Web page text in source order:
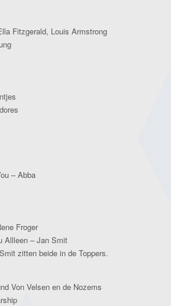
Fitzgerald, Louis Armstrong
– Abba
Froger
Allleen – Jan Smit
zitten beide in de Toppers.
Von Velsen en de Nozems